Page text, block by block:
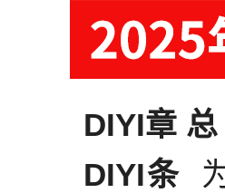
DIYI章 总
DIYI条